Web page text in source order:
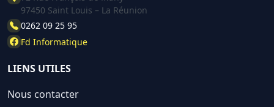
97450 Saint Louis – La Réunion
0262 09 25 95
Fd Informatique
LIENS UTILES
Nous contacter